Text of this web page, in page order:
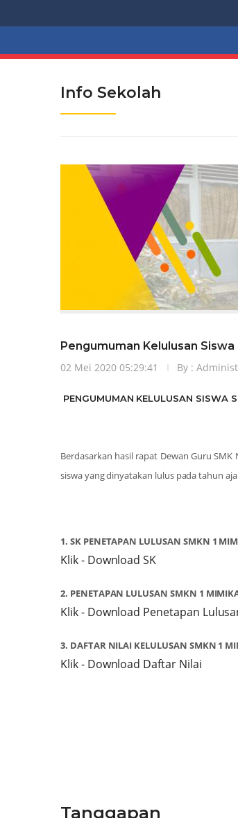
Info Sekolah
Pengumuman Kelulusan
02 Mei 2020 05:29:41
By :
PENGUMUMAN KELULUSAN SISWA
Berdasarkan hasil rapat Dewan Guru
siswa yang dinyatakan lulus pada tahun
1. SK PENETAPAN LULUSAN SMKN 1
Klik - Download SK
2. PENETAPAN LULUSAN SMKN 1
Klik - Download Penetapan
3. DAFTAR NILAI KELULUSAN SMKN 1
Klik - Download Daftar Nilai
Tanggapan